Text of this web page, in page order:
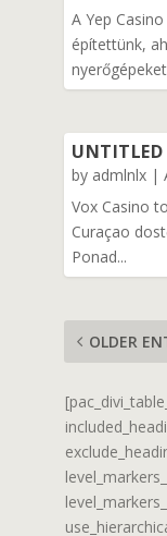
A Yep
építettünk,
UNTITLED
by admlnlx |
Vox Casino
Curaçao
Ponad...
OLDER